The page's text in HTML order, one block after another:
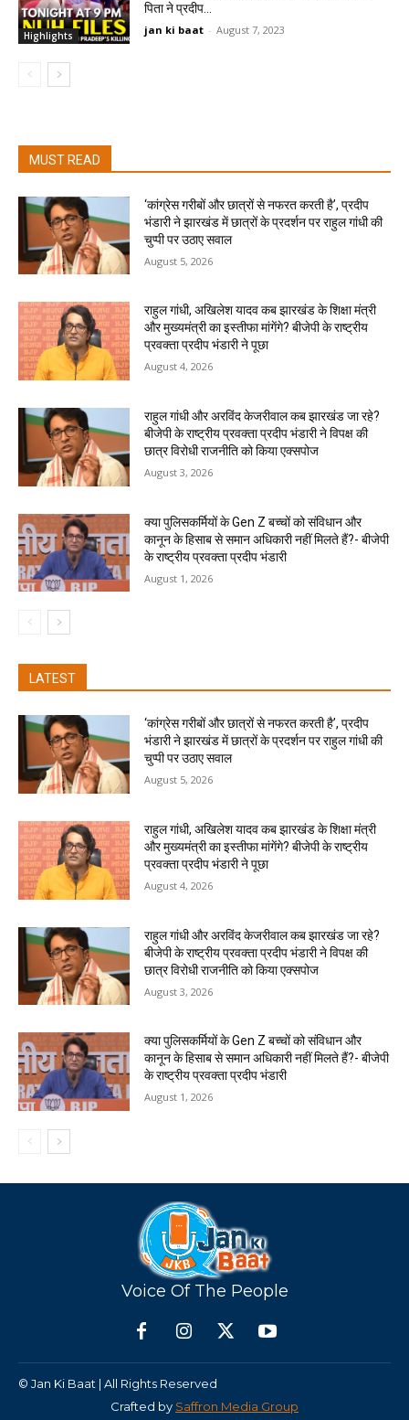
Highlights
पिता ने प्रदीप...
jan ki baat - August 7, 2023
MUST READ
‘कांग्रेस गरीबों और छात्रों से नफरत करती है’, प्रदीप
भंडारी ने झारखंड में छात्रों के प्रदर्शन पर राहुल गांधी की
चुप्पी पर उठाए सवाल
August 5, 2026
राहुल गांधी, अखिलेश यादव कब झारखंड के शिक्षा मंत्री
और मुख्यमंत्री का इस्तीफा मांगेंगे? बीजेपी के राष्ट्रीय
प्रवक्ता प्रदीप भंडारी ने पूछा
August 4, 2026
राहुल गांधी और अरविंद केजरीवाल कब झारखंड जा रहे?
बीजेपी के राष्ट्रीय प्रवक्ता प्रदीप भंडारी ने विपक्ष की
छात्र विरोधी राजनीति को किया एक्सपोज
August 3, 2026
क्या पुलिसकर्मियों के Gen Z बच्चों को संविधान और
कानून के हिसाब से समान अधिकारी नहीं मिलते हैं?- बीजेपी
के राष्ट्रीय प्रवक्ता प्रदीप भंडारी
August 1, 2026
LATEST
‘कांग्रेस गरीबों और छात्रों से नफरत करती है’, प्रदीप
भंडारी ने झारखंड में छात्रों के प्रदर्शन पर राहुल गांधी की
चुप्पी पर उठाए सवाल
August 5, 2026
राहुल गांधी, अखिलेश यादव कब झारखंड के शिक्षा मंत्री
और मुख्यमंत्री का इस्तीफा मांगेंगे? बीजेपी के राष्ट्रीय
प्रवक्ता प्रदीप भंडारी ने पूछा
August 4, 2026
राहुल गांधी और अरविंद केजरीवाल कब झारखंड जा रहे?
बीजेपी के राष्ट्रीय प्रवक्ता प्रदीप भंडारी ने विपक्ष की
छात्र विरोधी राजनीति को किया एक्सपोज
August 3, 2026
क्या पुलिसकर्मियों के Gen Z बच्चों को संविधान और
कानून के हिसाब से समान अधिकारी नहीं मिलते हैं?- बीजेपी
के राष्ट्रीय प्रवक्ता प्रदीप भंडारी
August 1, 2026
Voice Of The People
© Jan Ki Baat | All Rights Reserved
Crafted by Saffron Media Group